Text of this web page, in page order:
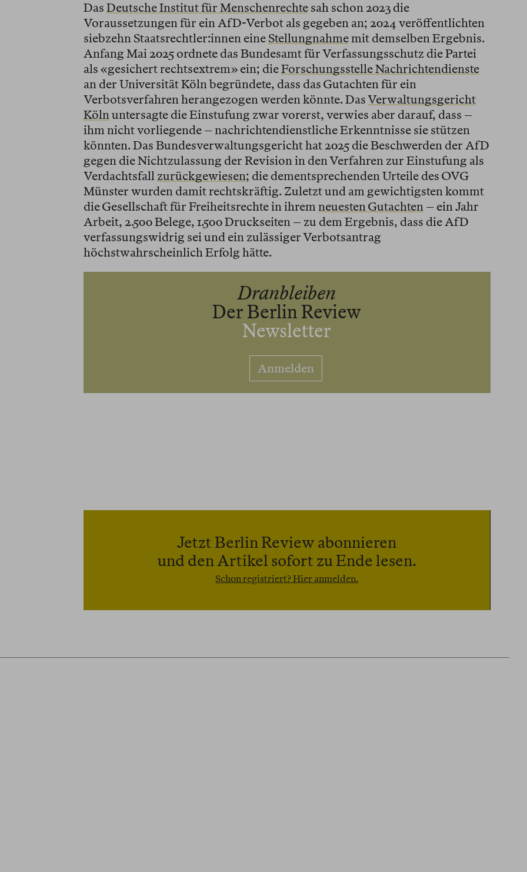
Das Deutsche Institut für Menschenrechtesah schon 2023 die
Voraussetzungen für ein AfD-Verbot als gegeben an; 2024 veröffentlichten
siebzehn Staatsrechtler:innen eine Stellungnahmemit demselben Ergebnis.
Anfang Mai 2025 ordnete das Bundesamt für Verfassungsschutz die Partei
als «gesichert rechtsextrem» ein; dieForschungsstelle Nachrichtendienste
an der Universität Köln begründete, dass das Gutachten für ein
Verbotsverfahren herangezogen werden könnte. DasVerwaltungsgericht
Kölnuntersagte die Einstufung zwar vorerst, verwies aber darauf, dass –
ihm nicht vorliegende – nachrichtendienstliche Erkenntnisse sie stützen
könnten. Das Bundesverwaltungsgericht hat 2025 die Beschwerden der AfD
gegen die Nichtzulassung der Revision in den Verfahren zur Einstufung als
Verdachtsfall zurückgewiesen; die dementsprechenden Urteile des OVG
Münster wurden damit rechtskräftig. Zuletzt und am gewichtigsten kommt
die Gesellschaft für Freiheitsrechte in ihremneuesten Gutachten– ein Jahr
Arbeit, 2.500 Belege, 1.500 Druckseiten – zu dem Ergebnis, dass die AfD
verfassungswidrig sei und ein zulässiger Verbotsantrag
höchstwahrscheinlich Erfolg hätte.
Dranbleiben
Der Berlin Review
Newsletter
Anmelden
Jetzt Berlin Review abonnieren
und den Artikel sofort zu Ende lesen.
Schon registriert? Hier anmelden.